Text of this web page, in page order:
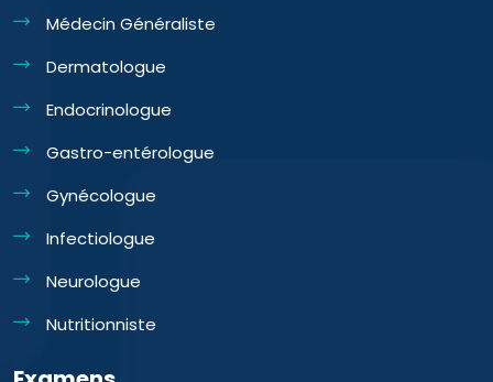
Médecin Généraliste
Dermatologue
Endocrinologue
Gastro-entérologue
Gynécologue
Infectiologue
Neurologue
Nutritionniste